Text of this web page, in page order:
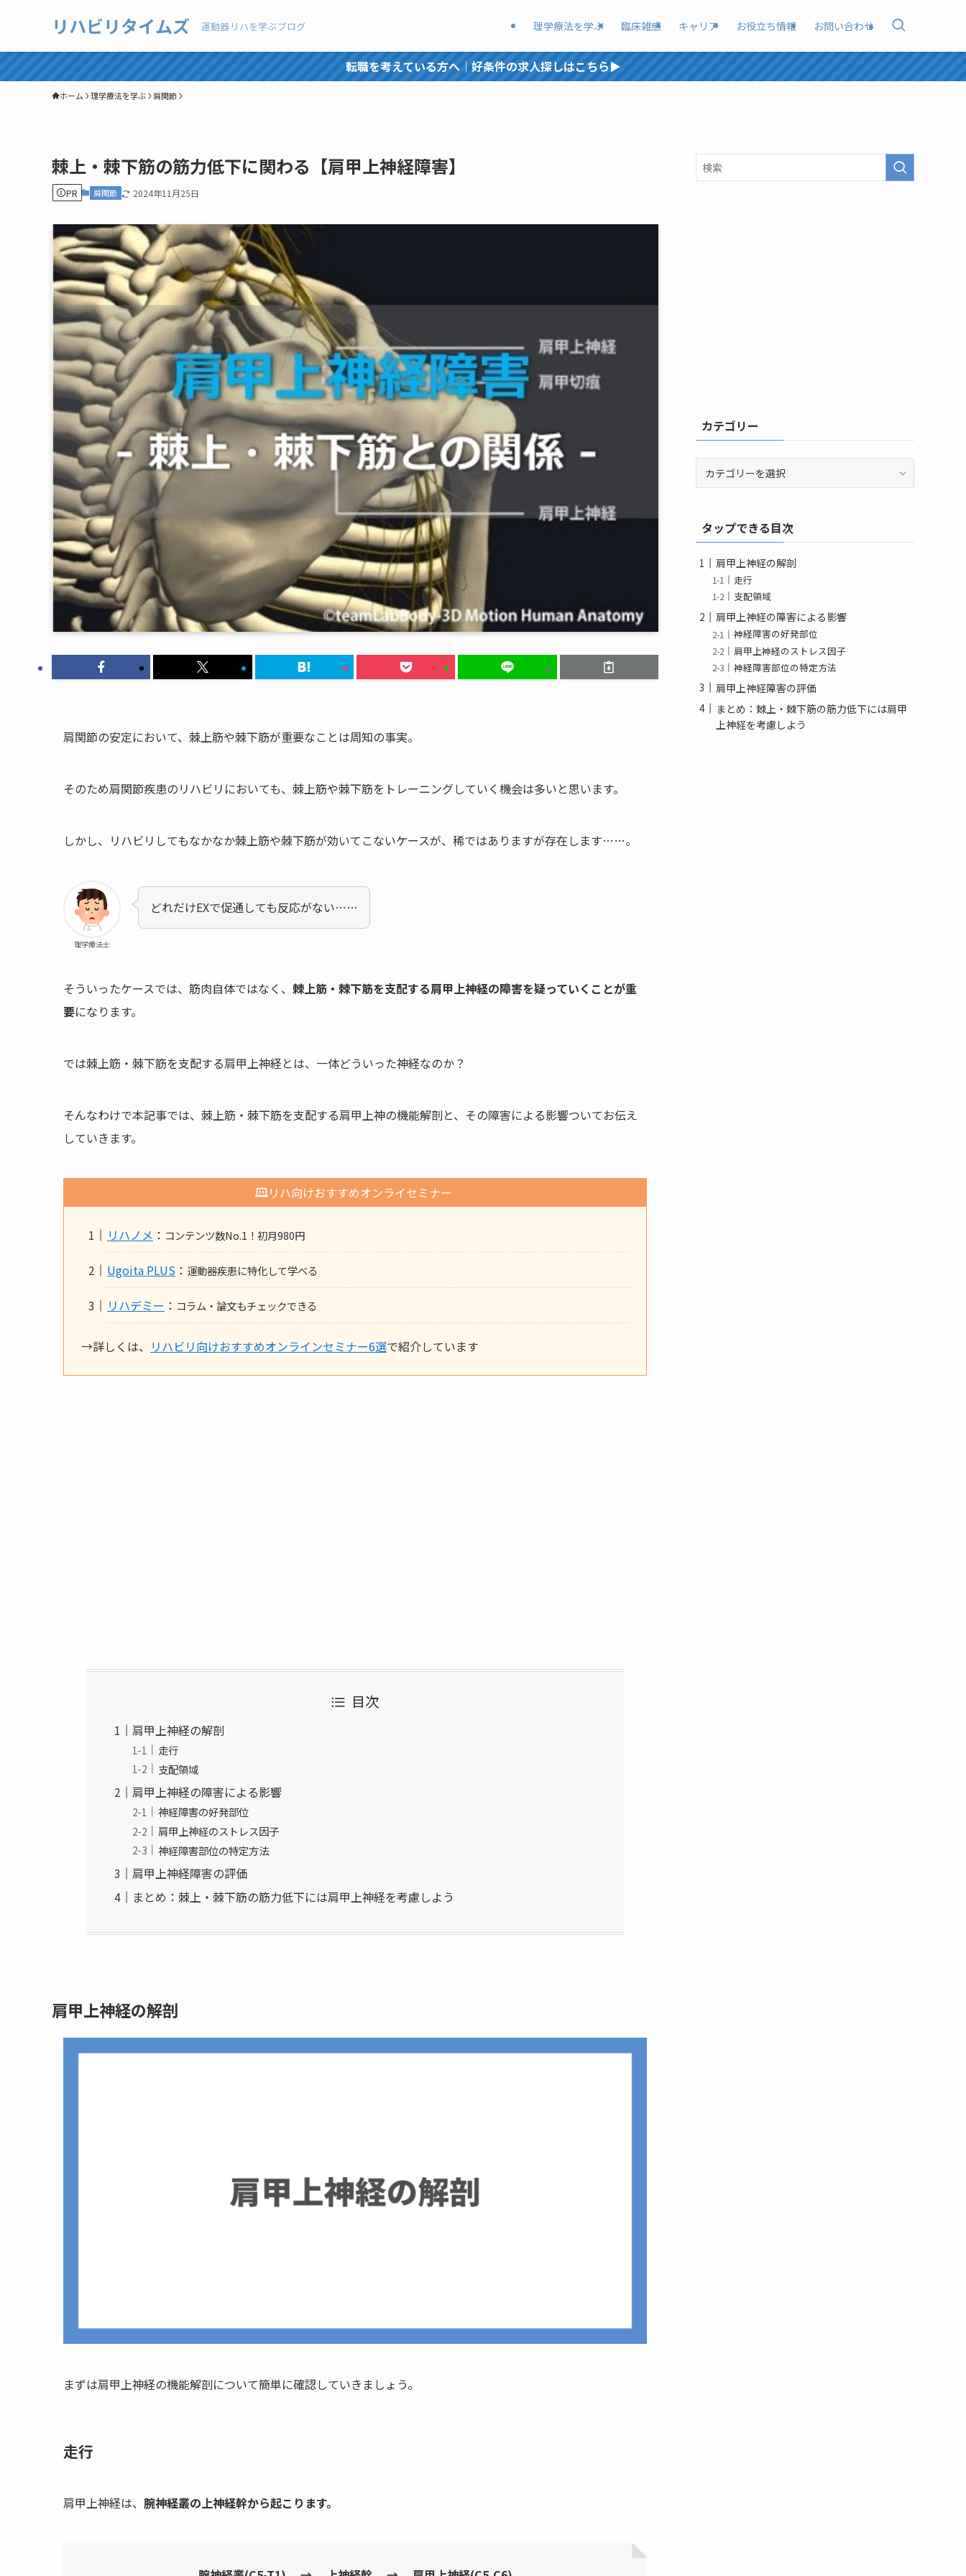
リハビリタイムズ 運動器リハを学ぶブログ 理学療法を学ぶ 臨床雑感 キャリア お役立ち情報 お問い合わせ
転職を考えている方へ｜好条件の求人探しはこちら▶︎
ホーム 理学療法を学ぶ 肩関節
棘上・棘下筋の筋力低下に関わる【肩甲上神経障害】
PR 肩関節 2024年11月25日
肩関節の安定において、棘上筋や棘下筋が重要なことは周知の事実。
そのため肩関節疾患のリハビリにおいても、棘上筋や棘下筋をトレーニングしていく機会は多いと思います。
しかし、リハビリしてもなかなか棘上筋や棘下筋が効いてこないケースが、稀ではありますが存在します……。
理学療法士
どれだけEXで促通しても反応がない……
そういったケースでは、筋肉自体ではなく、 棘上筋・棘下筋を支配する肩甲上神経の障害を疑っていくことが重
要になります。
では棘上筋・棘下筋を支配する肩甲上神経とは、一体どういった神経なのか？
そんなわけで本記事では、棘上筋・棘下筋を支配する肩甲上神の機能解剖と、その障害による影響ついてお伝え
していきます。
リハ向けおすすめオンライセミナー
リハノメ ： コンテンツ数No.1！初月980円
Ugoita PLUS ： 運動器疾患に特化して学べる
リハデミー ： コラム・論文もチェックできる
→詳しくは、 リハビリ向けおすすめオンラインセミナー6選で紹介しています
目次
肩甲上神経の解剖
走行
支配領域
肩甲上神経の障害による影響
神経障害の好発部位
肩甲上神経のストレス因子
神経障害部位の特定方法
肩甲上神経障害の評価
まとめ：棘上・棘下筋の筋力低下には肩甲上神経を考慮しよう
肩甲上神経の解剖
まずは肩甲上神経の機能解剖について簡単に確認していきましょう。
走行
肩甲上神経は、 腕神経叢の上神経幹から起こります。
カテゴリー
ータップできる目次
肩甲上神経の解剖
走行
支配領域
肩甲上神経の障害による影響
神経障害の好発部位
肩甲上神経のストレス因子
神経障害部位の特定方法
肩甲上神経障害の評価
まとめ：棘上・棘下筋の筋力低下には肩甲
上神経を考慮しよう